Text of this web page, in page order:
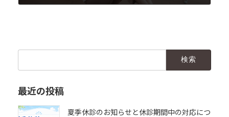
最近の投稿
夏季休診のお知らせと休診期間中の対応につ